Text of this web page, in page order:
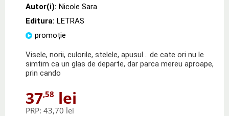
Autor(i): Nicole Sara
Editura: LETRAS
promoție
Visele, norii, culorile, stelele, apusul… de cate ori nu le
simtim ca un glas de departe, dar parca mereu aproape,
prin cando
37,58 lei
PRP: 43,70 lei